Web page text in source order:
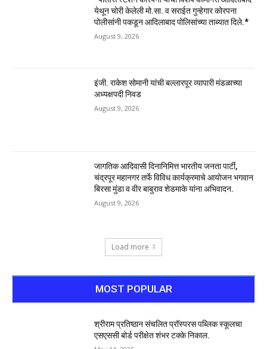
येथून चोरी केलेली मो.सा. व सराईत गुन्हेगार कोरपना
पोलीसांनी पकडून आदिलाबाद पोलिसांच्या ताब्यात दिले.*
August 9, 2026
इंजी. राकेश सोमानी यांची बल्लारपूर व्यापारी मंडळाच्या
अध्यक्षपदी निवड
August 9, 2026
जागतिक आदिवासी दिनानिमित्त भारतीय जनता पार्टी,
चंद्रपूर महानगर तर्फे विविध कार्यक्रमाचे आयोजन भगवान
बिरसा मुंडा व वीर बाबुराव शेडमाके यांना अभिवादन.
August 9, 2026
Load more
MOST POPULAR
श्रीराम प्रतिष्ठान संचलित प्रॉस्परस पब्लिक स्कूलचा
एसएससी बोर्ड परीक्षेत शंभर टक्के निकाल.